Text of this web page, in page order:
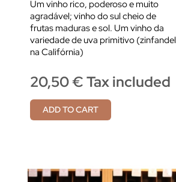
Um vinho rico, poderoso e muito
agradável; vinho do sul cheio de
frutas maduras e sol. Um vinho da
variedade de uva primitivo (zinfandel
na Califórnia)
20,50 € Tax included
ADD TO CART